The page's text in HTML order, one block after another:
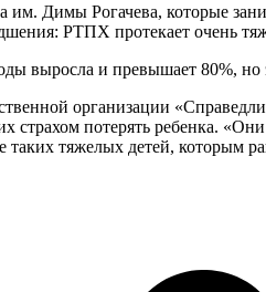
Димы Рогачева, которые
РТПХ протекает очень
выросла и превышает 80%, но
организации
страхом потерять ребенка.
таких тяжелых детей,